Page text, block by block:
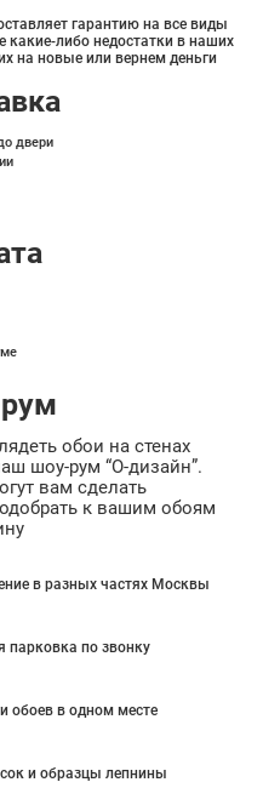
гарантию на все виды
какие-либо недостатки в наших
на новые или вернем деньги
двери
обои на стенах
шоу-рум “О-дизайн”.
вам сделать
к вашим обоям
в разных частях Москвы
парковка по звонку
обоев в одном месте
и образцы лепнины